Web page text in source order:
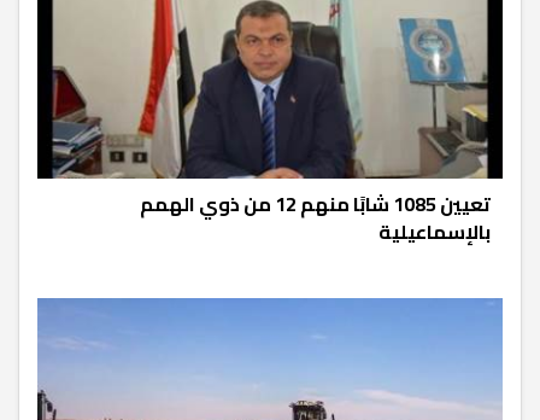
تعيين 1085 شابًا منهم 12 من ذوي الهمم
بالإسماعيلية